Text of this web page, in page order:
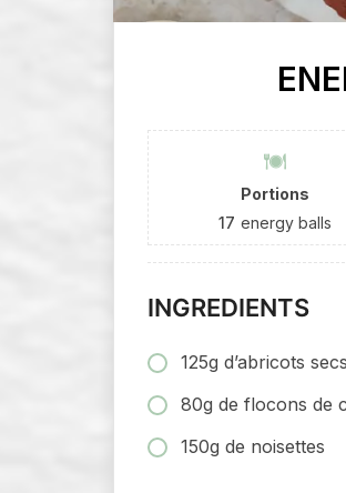
Portions
17 energy balls
INGREDIENTS
125g d’abricots secs
80g de flocons de
150g de noisettes